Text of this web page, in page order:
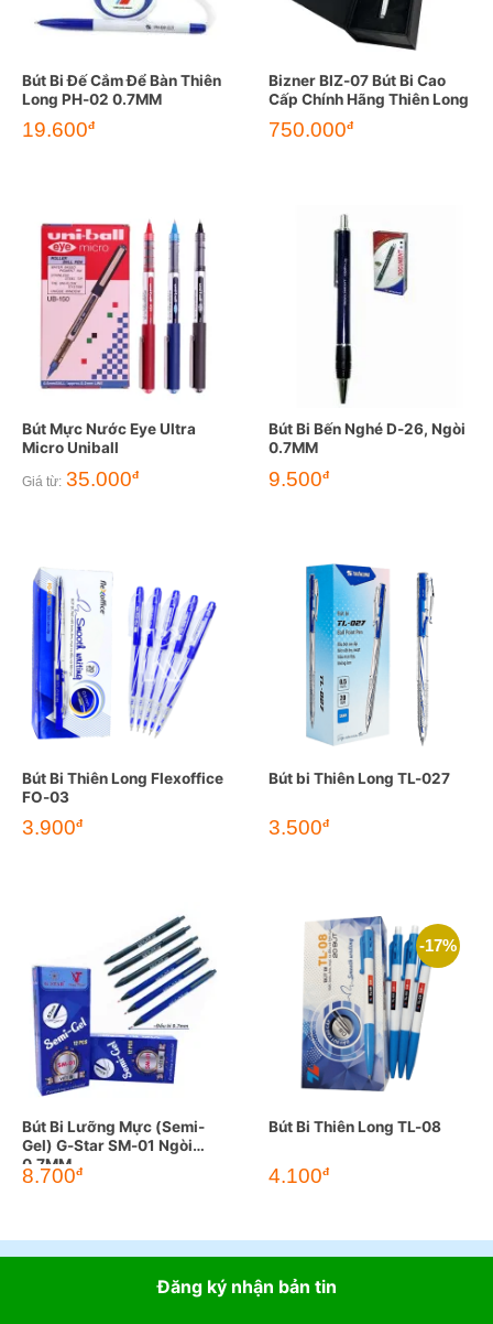
Bút Bi Đế Cắm Để Bàn Thiên
Long PH-02 0.7MM
19.600đ
Bizner BIZ-07 Bút Bi Cao
Cấp Chính Hãng Thiên Long
750.000đ
Bút Mực Nước Eye Ultra
Micro Uniball
Giá từ: 35.000đ
Bút Bi Bến Nghé D-26, Ngòi
0.7MM
9.500đ
Bút Bi Thiên Long Flexoffice
FO-03
3.900đ
Bút bi Thiên Long TL-027
3.500đ
Bút Bi Lưỡng Mực (Semi-
Gel) G-Star SM-01 Ngòi
0.7MM
8.700đ
-17%
Bút Bi Thiên Long TL-08
Giá
gốc
4.100đGiá
Đăng ký nhận bản tin